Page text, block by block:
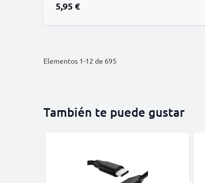
5,95 €
Elementos 1-12 de 695
También te puede gustar